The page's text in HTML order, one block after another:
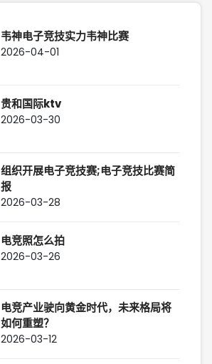
韦神电子竞技实力韦神比赛
2026-04-01
贵和国际ktv
2026-03-30
组织开展电子竞技赛;电子竞技比赛简
报
2026-03-28
电竞照怎么拍
2026-03-26
电竞产业驶向黄金时代，未来格局将
如何重塑？
2026-03-12